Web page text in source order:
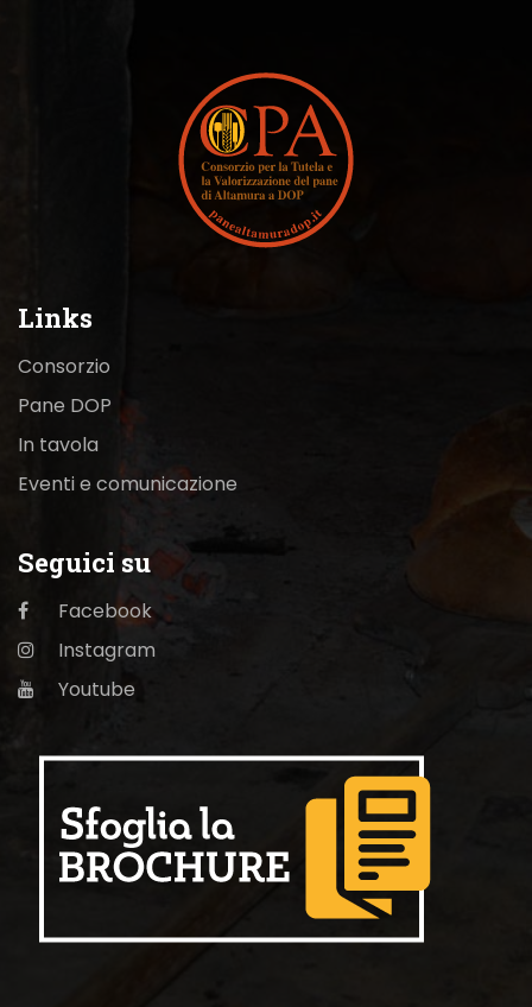
Links
Consorzio
Pane DOP
In tavola
Eventi e comunicazione
Seguici su
Facebook
Instagram
Youtube